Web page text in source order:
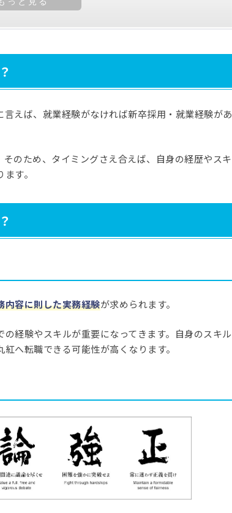
言えば、就業経験がなければ新卒採用・就業経験があ
のため、タイミングさえ合えば、自身の経歴やスキ
す。
内容に則した実務経験が求められます。
経験やスキルが重要になってきます。自身のスキル
へ転職できる可能性が高くなります。